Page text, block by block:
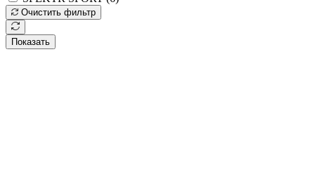
Очистить фильтр
Показать